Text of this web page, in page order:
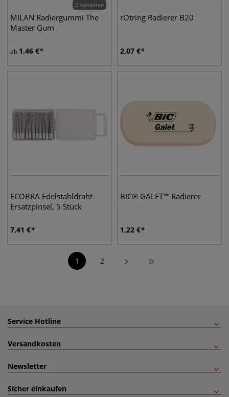
2 Varianten
MILAN Radiergummi The
Master Gum
ab 1,46 €
rOtring Radierer B20
2,07 €
ECOBRA Edelstahldraht-
Ersatzpinsel, 5 Stück
7,41 €
BIC® GALET™ Radierer
1,22 €
1 2
Service Hotline
Versandkosten
Newsletter
Sicher einkaufen